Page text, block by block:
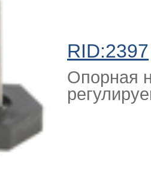
RID:2397
Опорная